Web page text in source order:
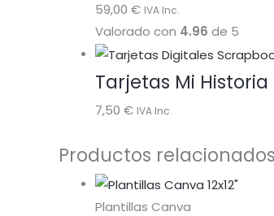
59,00 € IVA Inc.
Valorado con 4.96 de 5
Tarjetas Mi Historia
7,50 € IVA Inc.
Productos relacionados
Plantillas Canva